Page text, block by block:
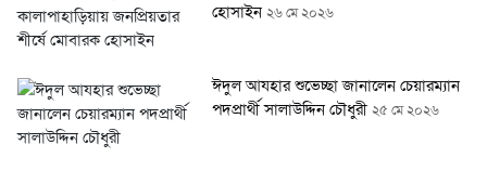
হোসাইন২৬ মে ২০২৬
ঈদুল আযহার শুভেচ্ছা জানালেন চেয়ারম্যান
পদপ্রার্থী সালাউদ্দিন চৌধুরী২৫ মে ২০২৬